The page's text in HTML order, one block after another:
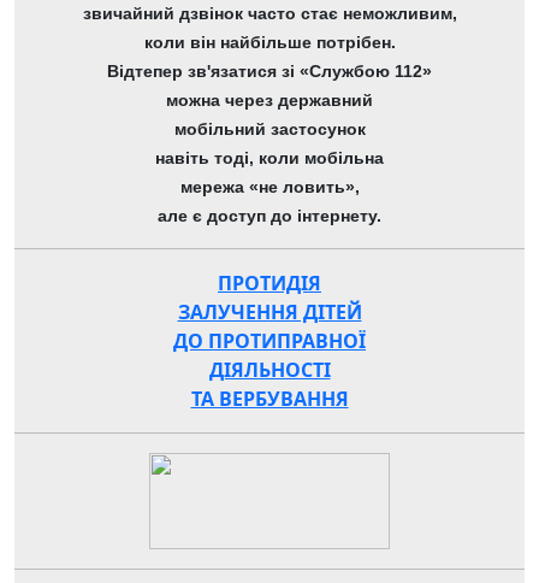
звичайний дзвінок часто стає неможливим,
коли він найбільше потрібен.
Відтепер зв'язатися зі «Службою 112»
можна через державний
мобільний застосунок
навіть тоді, коли мобільна
мережа «не ловить»,
але є доступ до інтернету.
ПРОТИДІЯ
ЗАЛУЧЕННЯ ДІТЕЙ
ДО ПРОТИПРАВНОЇ
ДІЯЛЬНОСТІ
ТА ВЕРБУВАННЯ